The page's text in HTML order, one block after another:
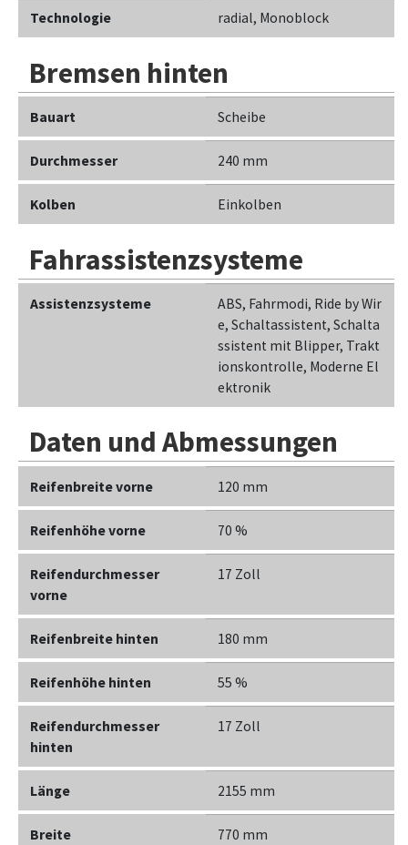
Technologie radial, Monoblock
Bremsen hinten
Bauart Scheibe
Durchmesser 240 mm
Kolben Einkolben
Fahrassistenzsysteme
Assistenzsysteme
ABS, Fahrmodi, Ride by Wir
e, Schaltassistent, Schalta
ssistent mit Blipper, Trakt
ionskontrolle, Moderne El
ektronik
Daten und Abmessungen
Reifenbreite vorne 120 mm
Reifenhöhe vorne 70 %
Reifendurchmesser
vorne
17 Zoll
Reifenbreite hinten 180 mm
Reifenhöhe hinten 55 %
Reifendurchmesser
hinten
17 Zoll
Länge 2155 mm
Breite 770 mm